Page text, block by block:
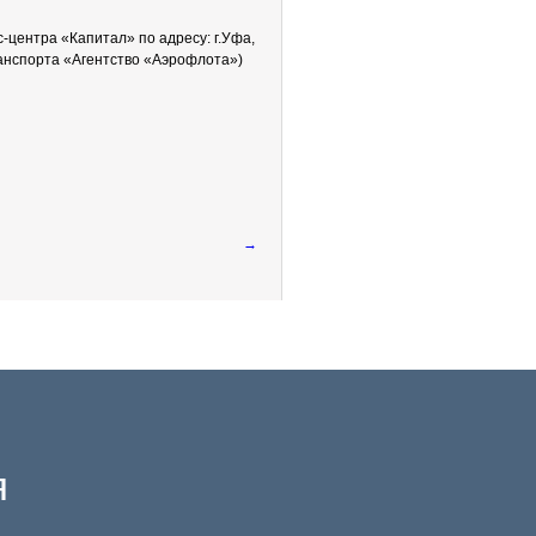
«Капитал» по адресу: г.Уфа,
«Агентство «Аэрофлота»)
→